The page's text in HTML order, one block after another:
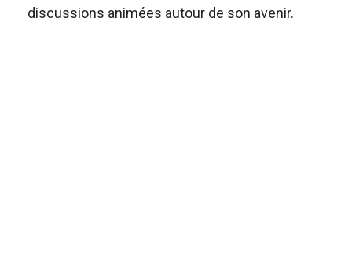
discussions animées autour de son avenir.